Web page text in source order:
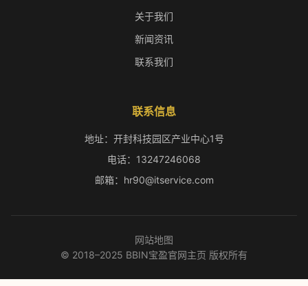
关于我们
新闻资讯
联系我们
联系信息
地址：开封科技园区产业中心1号
电话：13247246068
邮箱：hr90@itservice.com
网站地图
© 2018–2025 BBIN宝盈官网主页 版权所有